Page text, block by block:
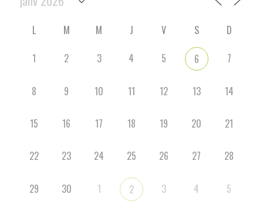
L M M J V S
D
1
2 3 4 5 6 7
8 9 10 11 12 13 14
15 16 17 18 19 20 21
22 23 24 25 26 27 28
29 30 1 2 3 4 5